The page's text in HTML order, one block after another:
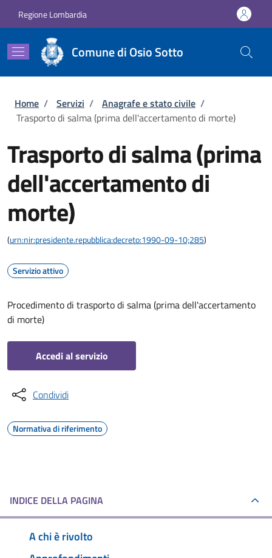
Regione Lombardia
Comune di Osio Sotto
Briciole di pane
Home / Servizi / Anagrafe e stato civile /
Trasporto di salma (prima dell'accertamento di morte)
Trasporto di salma (prima
dell'accertamento di
morte)
(urn:nir:presidente.repubblica:decreto:1990-09-10;285)
Servizio attivo
Procedimento di trasporto di salma (prima dell'accertamento
di morte)
Accedi al servizio
Condividi
Normativa di riferimento
INDICE DELLA PAGINA
A chi è rivolto